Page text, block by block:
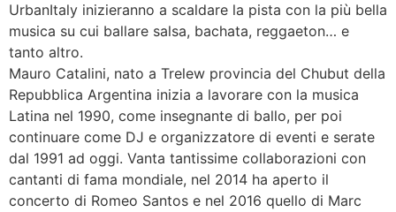
UrbanItaly inizieranno a scaldare la pista con la più bella
musica su cui ballare salsa, bachata, reggaeton… e
tanto altro.
Mauro Catalini, nato a Trelew provincia del Chubut della
Repubblica Argentina inizia a lavorare con la musica
Latina nel 1990, come insegnante di ballo, per poi
continuare come DJ e organizzatore di eventi e serate
dal 1991 ad oggi. Vanta tantissime collaborazioni con
cantanti di fama mondiale, nel 2014 ha aperto il
concerto di Romeo Santos e nel 2016 quello di Marc